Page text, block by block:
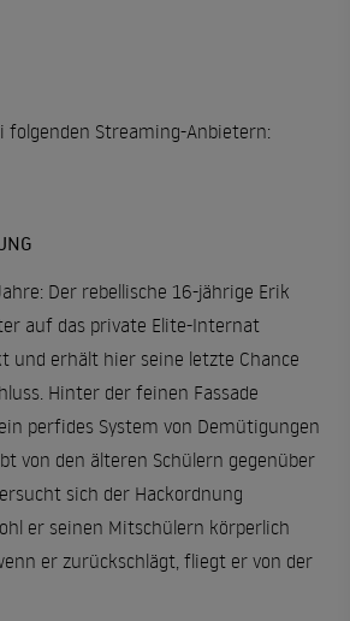
folgenden Streaming-Anbietern:
Der rebellische 16-jährige Erik
auf das private Elite-Internat
und erhält hier seine letzte Chance
Hinter der feinen Fassade
perfides System von Demütigungen
von den älteren Schülern gegenüber
sich der Hackordnung
er seinen Mitschülern körperlich
er zurückschlägt, fliegt er von der